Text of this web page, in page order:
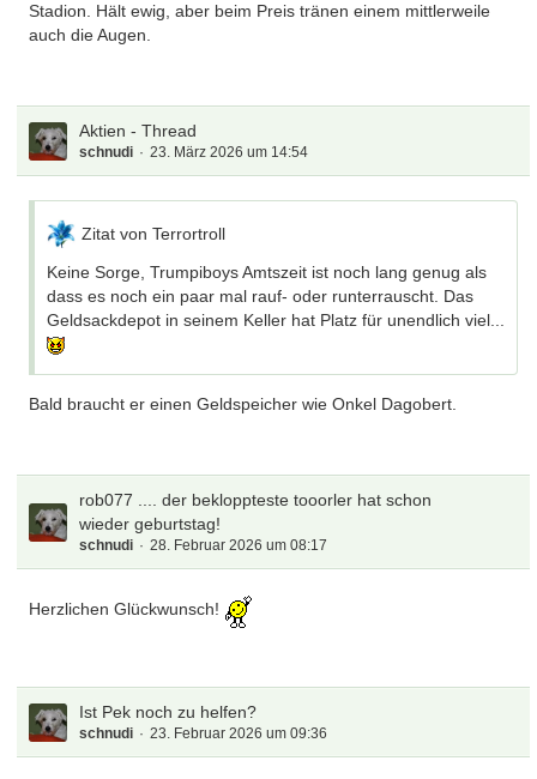
Stadion. Hält ewig, aber beim Preis tränen einem mittlerweile
auch die Augen.
Aktien - Thread
schnudi 23. März 2026 um 14:54
Zitat von Terrortroll
Keine Sorge, Trumpiboys Amtszeit ist noch lang genug als
dass es noch ein paar mal rauf- oder runterrauscht. Das
Geldsackdepot in seinem Keller hat Platz für unendlich viel...
Bald braucht er einen Geldspeicher wie Onkel Dagobert.
rob077 .... der bekloppteste tooorler hat schon
wieder geburtstag!
schnudi 28. Februar 2026 um 08:17
Herzlichen Glückwunsch!
Ist Pek noch zu helfen?
schnudi 23. Februar 2026 um 09:36